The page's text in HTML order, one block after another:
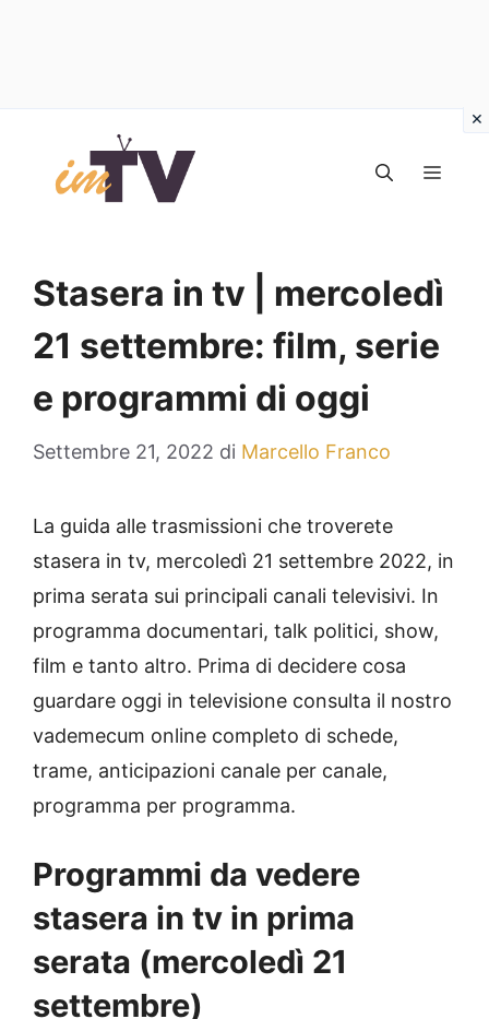
contenuto
Stasera in tv | mercoledì
21 settembre: film, serie
e programmi di oggi
Settembre 21, 2022 di Marcello Franco
La guida alle trasmissioni che troverete
stasera in tv, mercoledì 21 settembre 2022, in
prima serata sui principali canali televisivi. In
programma documentari, talk politici, show,
film e tanto altro. Prima di decidere cosa
guardare oggi in televisione consulta il nostro
vademecum online completo di schede,
trame, anticipazioni canale per canale,
programma per programma.
Programmi da vedere
stasera in tv in prima
serata (mercoledì 21
settembre)